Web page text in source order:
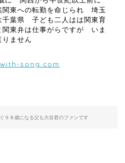
東への転勤を命じられ 埼玉
葉県 子ども二人はは関東育
東弁は仕事がらですが いま
りません
song.com
９８歳になる父も大谷君のファンです